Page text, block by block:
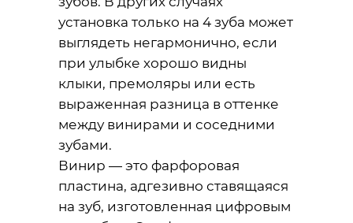
установка только на 4 зуба может
выглядеть негармонично, если
при улыбке хорошо видны
клыки, премоляры или есть
выраженная разница в оттенке
между винирами и соседними
зубами.
Винир — это фарфоровая
пластина, адгезивно ставящаяся
на зуб, изготовленная цифровым